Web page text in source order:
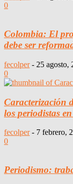
0
Colombia: El
debe ser
fecolper - 25 agosto,
0
Caracterización
los periodistas
fecolper - 7 febrero,
0
Periodismo: